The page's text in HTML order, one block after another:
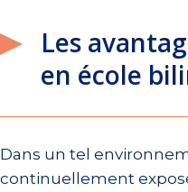
Les
en école
Dans un tel
continuellement